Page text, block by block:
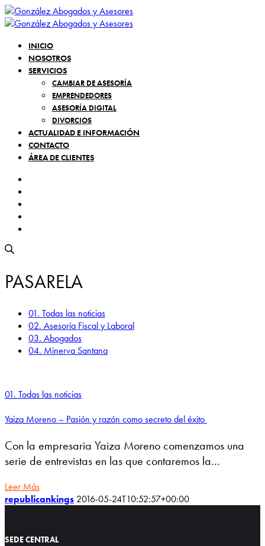
INICIO
NOSOTROS
SERVICIOS
CAMBIAR DE ASESORÍA
EMPRENDEDORES
ASESORÍA DIGITAL
DIVORCIOS
ACTUALIDAD E INFORMACIÓN
CONTACTO
ÁREA DE CLIENTES
PASARELA
01. Todas las noticias
02. Asesoría Fiscal y Laboral
03. Abogados
04. Minerva Santana
01. Todas las noticias
Yaiza Moreno – Pasión y razón como secreto del éxito
Con la empresaria Yaiza Moreno comenzamos una
serie de entrevistas en las que contaremos la…
Leer Más
republicankings 2016-05-24T10:52:57+00:00
SEDE CENTRAL